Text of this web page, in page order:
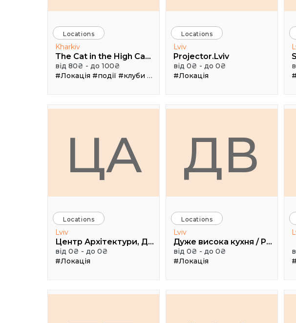
Locations
Kharkiv
The Cat in the High Castle
від 80₴ - до 100₴
#Локація #події #клуби #Зал
Locations
Lviv
Projector.Lviv
від 0₴ - до 0₴
#Локація
ЦА
Locations
Lviv
Центр Архітектури, Дизайну та Урбаністики Порохова ВЕЖА
від 0₴ - до 0₴
#Локація
ДВ
Locations
Lviv
Дуже висока кухня / Pretty High Kitchen
від 0₴ - до 0₴
#Локація